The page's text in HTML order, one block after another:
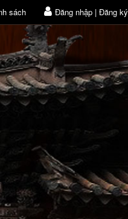
sách Đăng nhập | Đăng ký